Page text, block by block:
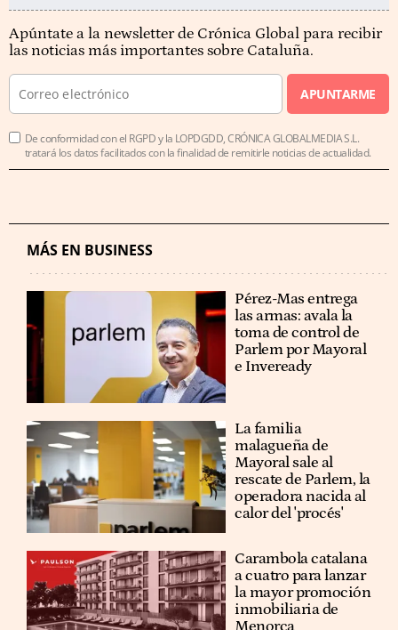
Apúntate a la newsletter de Crónica Global para recibir
las noticias más importantes sobre Cataluña.
APUNTARME
De conformidad con el RGPD y la LOPDGDD, CRÓNICA GLOBALMEDIA S.L.
tratará los datos facilitados con la finalidad de remitirle noticias de actualidad.
MÁS EN BUSINESS
Pérez-Mas entrega
las armas: avala la
toma de control de
Parlem por Mayoral
e Inveready
La familia
malagueña de
Mayoral sale al
rescate de Parlem, la
operadora nacida al
calor del 'procés'
Carambola catalana
a cuatro para lanzar
la mayor promoción
inmobiliaria de
Menorca